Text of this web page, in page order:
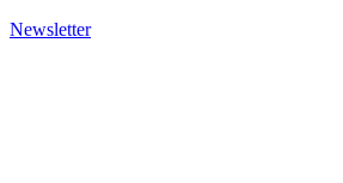
Newsletter